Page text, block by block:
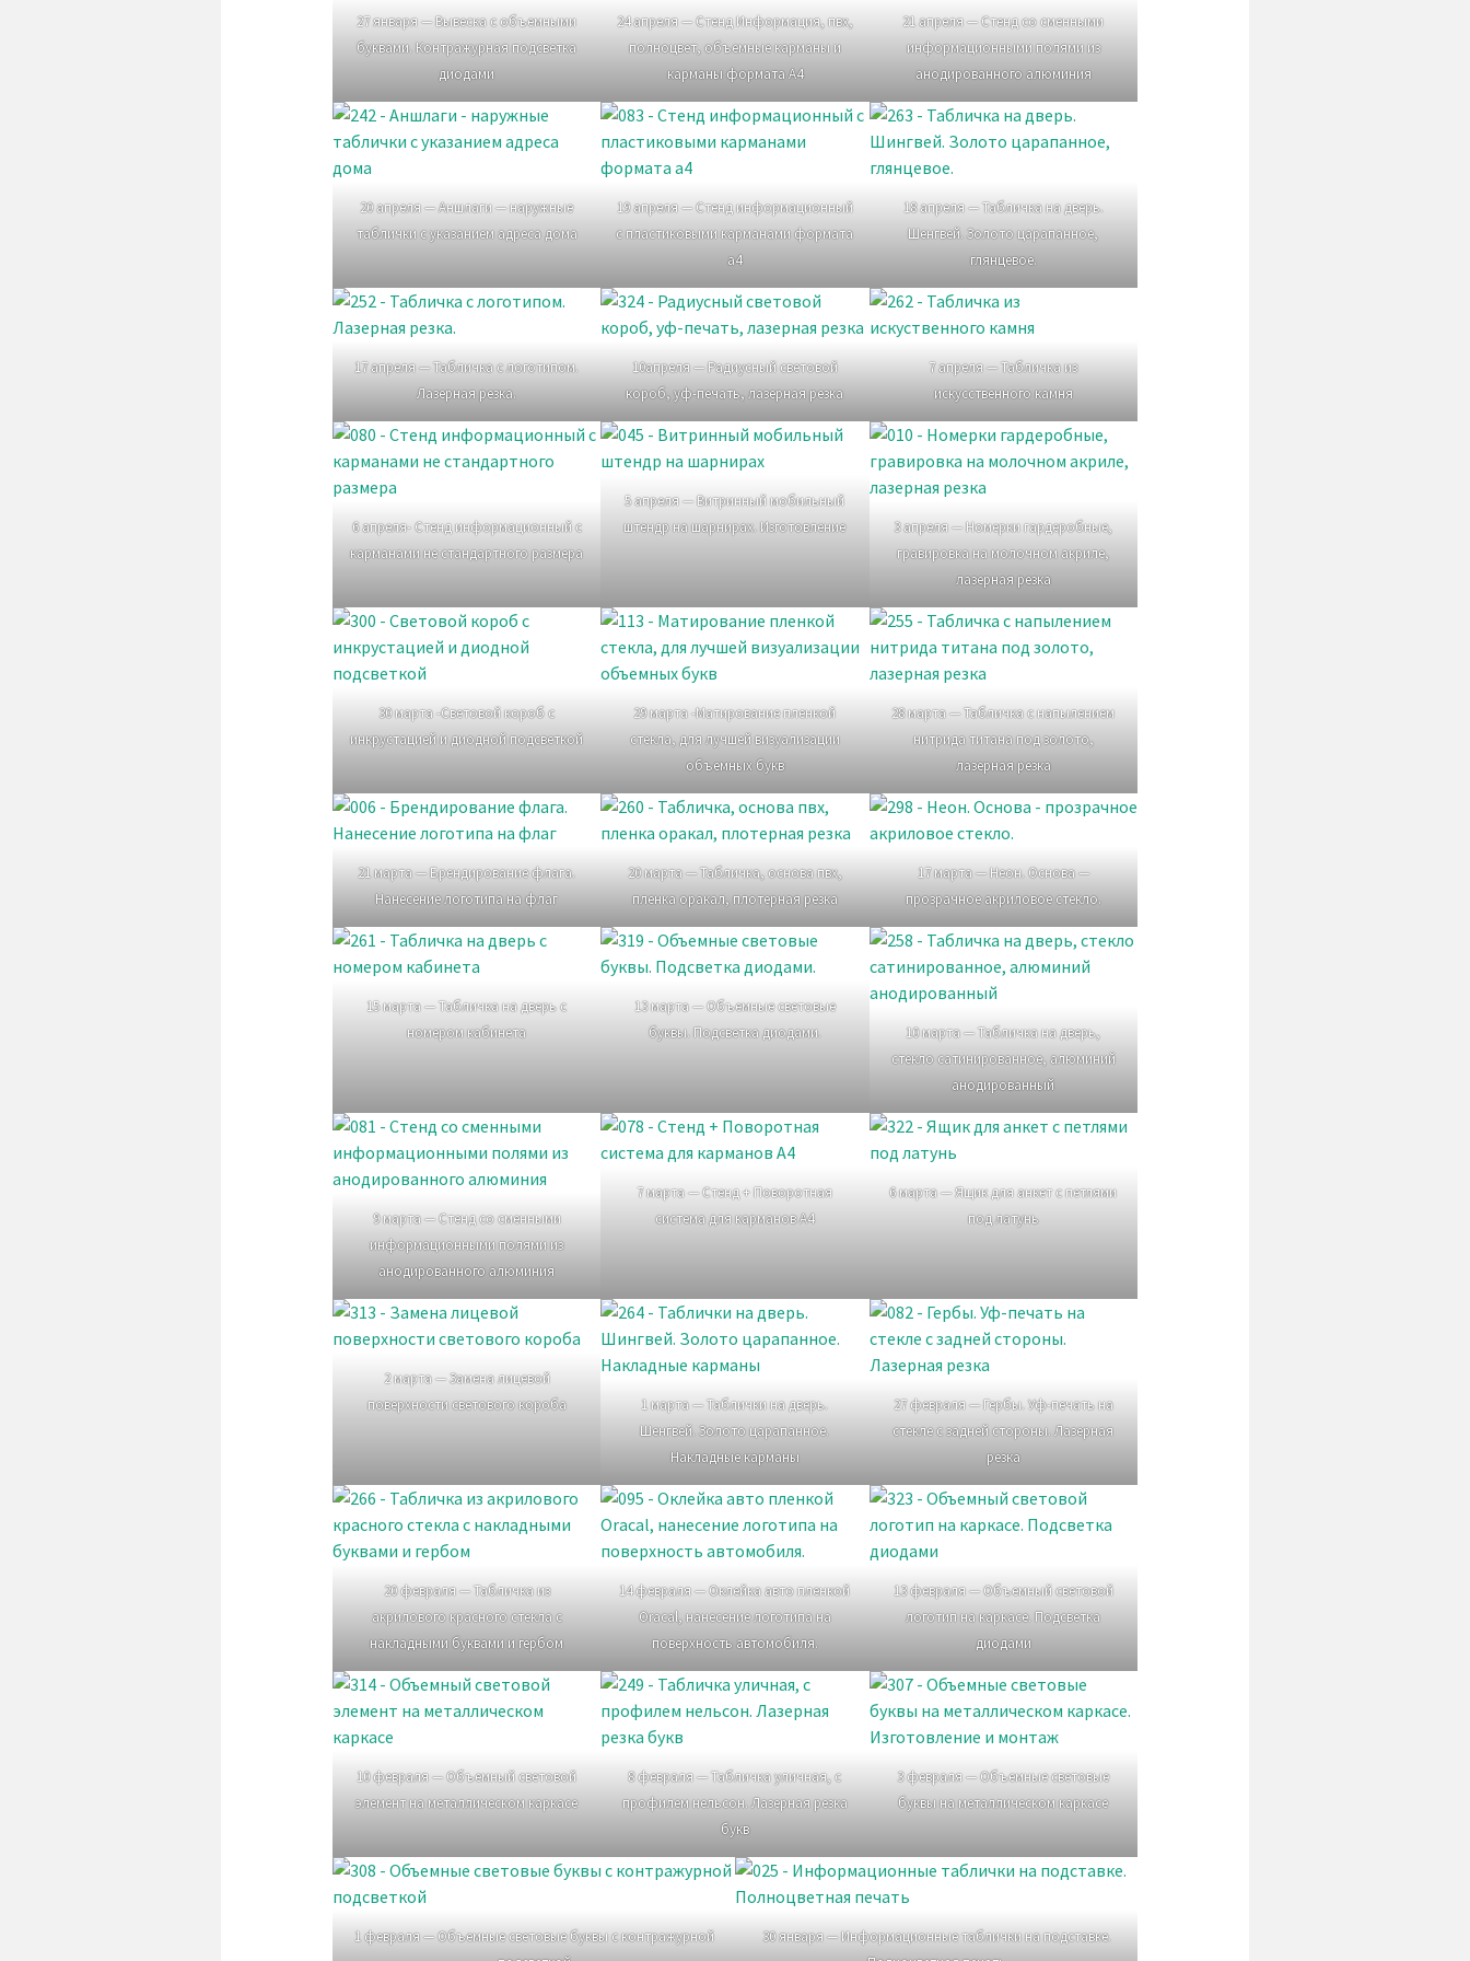
27 января — Вывеска с объемными
буквами. Контражурная подсветка
диодами
24 апреля — Стенд Информация, пвх,
полноцвет, объемные карманы и
карманы формата А4
21 апреля — Стенд со сменными
информационными полями из
анодированного алюминия
20 апреля — Аншлаги — наружные
таблички с указанием адреса дома
19 апреля — Стенд информационный
с пластиковыми карманами формата
а4
18 апреля — Табличка на дверь.
Шенгвей. Золото царапанное,
глянцевое.
17 апреля — Табличка с логотипом.
Лазерная резка.
10апреля — Радиусный световой
короб, уф-печать, лазерная резка
7 апреля — Табличка из
искусственного камня
6 апреля- Стенд информационный с
карманами не стандартного размера
5 апреля — Витринный мобильный
штендр на шарнирах. Изготовление
3 апреля — Номерки гардеробные,
гравировка на молочном акриле,
лазерная резка
30 марта -Световой короб с
инкрустацией и диодной подсветкой
29 марта -Матирование пленкой
стекла, для лучшей визуализации
объемных букв
28 марта — Табличка с напылением
нитрида титана под золото,
лазерная резка
21 марта — Брендирование флага.
Нанесение логотипа на флаг
20 марта — Табличка, основа пвх,
пленка оракал, плотерная резка
17 марта — Неон. Основа —
прозрачное акриловое стекло.
15 марта — Табличка на дверь с
номером кабинета
13 марта — Объемные световые
буквы. Подсветка диодами.
10 марта — Табличка на дверь,
стекло сатинированное, алюминий
анодированный
9 марта — Стенд со сменными
информационными полями из
анодированного алюминия
7 марта — Стенд + Поворотная
система для карманов А4
6 марта — Ящик для анкет с петлями
под латунь
2 марта — Замена лицевой
поверхности светового короба
1 марта — Таблички на дверь.
Шенгвей. Золото царапанное.
Накладные карманы
27 февраля — Гербы. Уф-печать на
стекле с задней стороны. Лазерная
резка
20 февраля — Табличка из
акрилового красного стекла с
накладными буквами и гербом
14 февраля — Оклейка авто пленкой
Oracal, нанесение логотипа на
поверхность автомобиля.
13 февраля — Объемный световой
логотип на каркасе. Подсветка
диодами
10 февраля — Объемный световой
элемент на металлическом каркасе
8 февраля — Табличка уличная, с
профилем нельсон. Лазерная резка
букв
3 февраля — Объемные световые
буквы на металлическом каркасе
1 февраля — Объемные световые буквы с контражурной
30 января — Информационные таблички на подставке.